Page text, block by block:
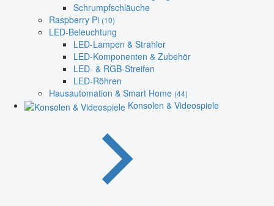
Schrumpfschläuche
Raspberry Pi (10)
LED-Beleuchtung
LED-Lampen & Strahler
LED-Komponenten & Zubehör
LED- & RGB-Streifen
LED-Röhren
Hausautomation & Smart Home (44)
Konsolen & Videospiele